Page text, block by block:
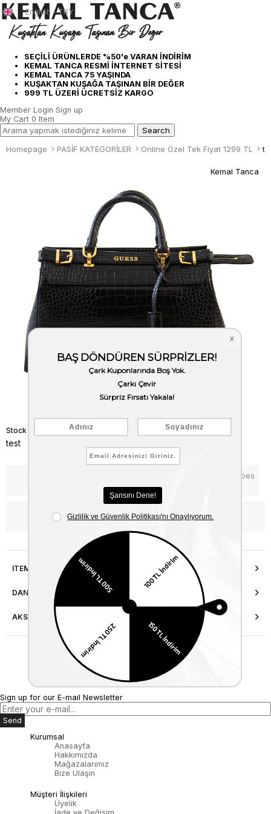
SEÇİLİ ÜRÜNLERDE %50'e VARAN İNDİRİM
KEMAL TANCA RESMİ İNTERNET SİTESİ
KEMAL TANCA 75 YAŞINDA
KUŞAKTAN KUŞAĞA TAŞINAN BİR DEĞER
999 TL ÜZERİ ÜCRETSİZ KARGO
English - TRY
Member Login Sign up
My Cart 0 Item
Homepage PASİF KATEGORİLER Online Özel Tek Fiyat 1299 TL
Kemal Tanca
Stock Code (test)
test
Notify me when the price goes
WhatsApp’tan Bilgi Al
ITEM FEATURES
DANIŞMA HATTI
AKSESUAR ONARIMI
Son Baktığınız Ürünler
Sign up for our E-mail Newsletter
Send
Kurumsal
Anasayfa
Hakkımızda
Mağazalarımız
Bize Ulaşın
Müşteri İlişkileri
Üyelik